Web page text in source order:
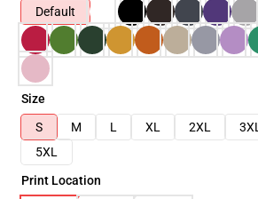
Default
Size
S
M L XL 2XL 3XL
5XL
Print Location